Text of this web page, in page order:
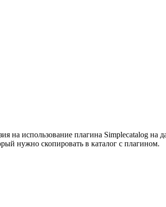
на использование плагина Simplecatalog
нужно скопировать в каталог с плагином.